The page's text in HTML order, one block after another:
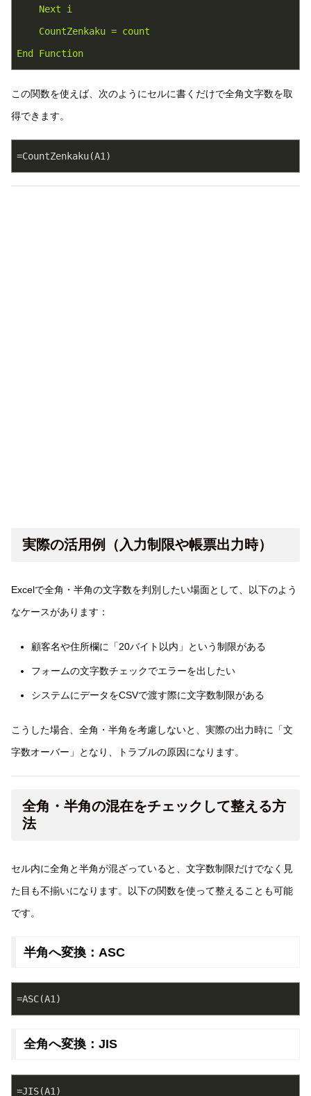
Next
i
CountZenkaku = count
End Function
この関数を使えば、次のようにセルに書くだけで全角文字数を取
得できます。
=CountZenkaku(A1)
実際の活用例（入力制限や帳票出力時）
Excelで全角・半角の文字数を判別したい場面として、以下のよう
なケースがあります：
顧客名や住所欄に「20バイト以内」という制限がある
フォームの文字数チェックでエラーを出したい
システムにデータをCSVで渡す際に文字数制限がある
こうした場合、全角・半角を考慮しないと、実際の出力時に「文
字数オーバー」となり、トラブルの原因になります。
全角・半角の混在をチェックして整える方
法
セル内に全角と半角が混ざっていると、文字数制限だけでなく見
た目も不揃いになります。以下の関数を使って整えることも可能
です。
半角へ変換：ASC
=ASC(A1)
全角へ変換：JIS
=JIS(A1)